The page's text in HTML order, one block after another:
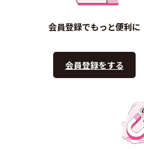
会員登録でもっと便利に
会員登録をする